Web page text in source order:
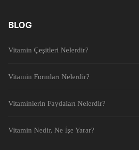
BLOG
Vitamin Çeşitleri Nelerdir?
Vitamin Formları Nelerdir?
Vitaminlerin Faydaları Nelerdir?
Vitamin Nedir, Ne İşe Yarar?